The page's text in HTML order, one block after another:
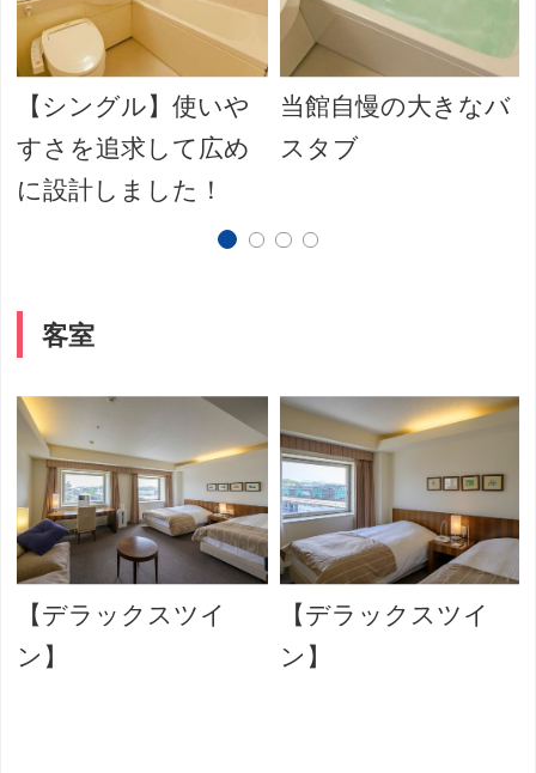
【シングル】使いや
すさを追求して広め
に設計しました！
当館自慢の大きなバ
スタブ
客室
【デラックスツイ
ン】
【デラックスツイ
ン】